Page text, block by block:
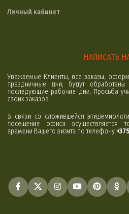
Личный кабинет
НАПИСАТЬ
Уважаемые Клиенты, все заказы,
праздничные дни, будут
последующие рабочие дни. Просьба
своих заказов.
В связи со сложившейся
посещение офиса осуществляется
времени Вашего визита по телефону